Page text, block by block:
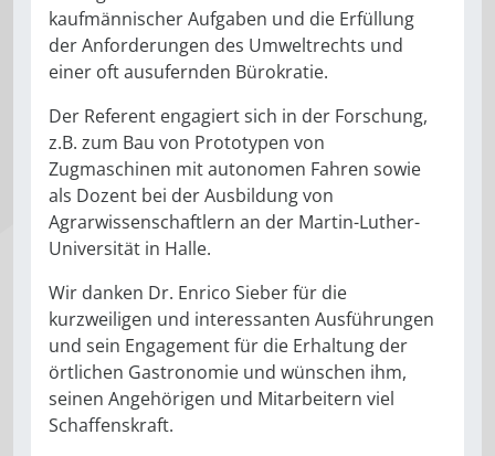
kaufmännischer Aufgaben und die Erfüllung
der Anforderungen des Umweltrechts und
einer oft ausufernden Bürokratie.
Der Referent engagiert sich in der Forschung,
z.B. zum Bau von Prototypen von
Zugmaschinen mit autonomen Fahren sowie
als Dozent bei der Ausbildung von
Agrarwissenschaftlern an der Martin-Luther-
Universität in Halle.
Wir danken Dr. Enrico Sieber für die
kurzweiligen und interessanten Ausführungen
und sein Engagement für die Erhaltung der
örtlichen Gastronomie und wünschen ihm,
seinen Angehörigen und Mitarbeitern viel
Schaffenskraft.